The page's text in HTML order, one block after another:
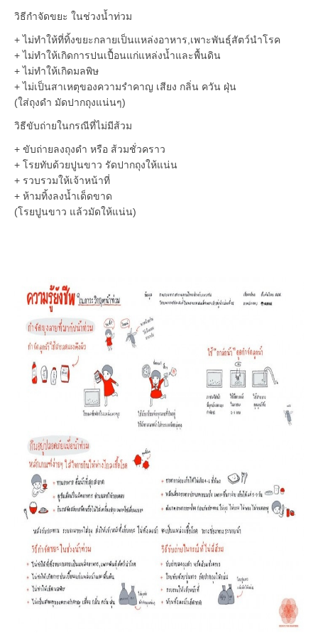
วิธีกำจัดขยะ ในช่วงน้ำท่วม
+ ไม่ทำให้ที่ทิ้งขยะกลายเป็นแหล่งอาหาร,เพาะพันธุ์สัตว์นำโรค
+ ไม่ทำให้เกิดการปนเปื้อนแก่แหล่งน้ำและพื้นดิน
+ ไม่ทำให้เกิดมลพิษ
+ ไม่เป็นสาเหตุของความรำคาญ เสียง กลิ่น ควัน ฝุ่น
(ใส่ถุงดำ มัดปากถุงแน่นๆ)
วิธีขับถ่ายในกรณีที่ไม่มีส้วม
+ ขับถ่ายลงถุงดำ หรือ ส้วมชั่วคราว
+ โรยทับด้วยปูนขาว รัดปากถุงให้แน่น
+ รวบรวมให้เจ้าหน้าที่
+ ห้ามทิ้งลงน้ำเด็ดขาด
(โรยปูนขาว แล้วมัดให้แน่น)